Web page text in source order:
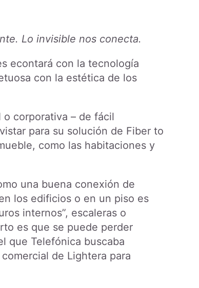
Lo invisible nos conecta.
econtará con la tecnología
con la estética de los
corporativa – de fácil
para su solución de Fiber to
como las habitaciones y
una buena conexión de
los edificios o en un piso es
internos”, escaleras o
es que se puede perder
que Telefónica buscaba
de Lightera para